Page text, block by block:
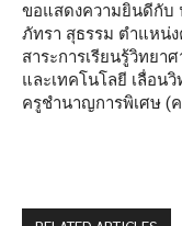
ขอแสดงความยินดีกับ
ภัทรา สุธรรม ตำแหน่
สาระการเรียนรู้วิทยา
และเทคโนโลยี เลื่อนวิ
ครูชำนาญการพิเศษ (